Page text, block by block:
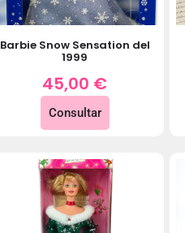
Barbie Snow Sensation del
1999
45,00 €
Consultar